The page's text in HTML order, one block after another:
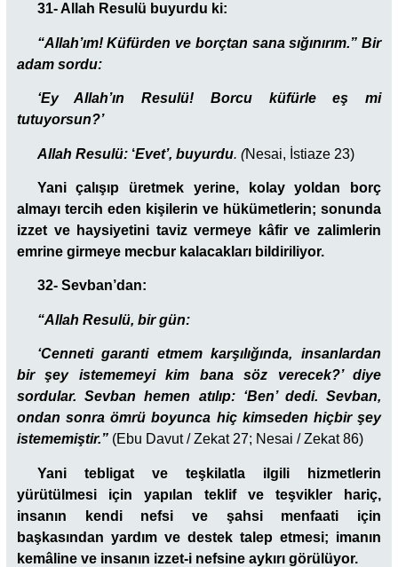
31- Allah Resulü buyurdu ki:
“Allah’ım! Küfürden ve borçtan sana sığınırım.” Bir
adam sordu:
‘Ey Allah’ın Resulü! Borcu küfürle eş mi
tutuyorsun?’
Allah Resulü: ‘Evet’, buyurdu. (Nesai, İstiaze 23)
Yani çalışıp üretmek yerine, kolay yoldan borç
almayı tercih eden kişilerin ve hükümetlerin; sonunda
izzet ve haysiyetini taviz vermeye kâfir ve zalimlerin
emrine girmeye mecbur kalacakları bildiriliyor.
32- Sevban’dan:
“Allah Resulü, bir gün:
‘Cenneti garanti etmem karşılığında, insanlardan
bir şey istememeyi kim bana söz verecek?’ diye
sordular. Sevban hemen atılıp: ‘Ben’ dedi. Sevban,
ondan sonra ömrü boyunca hiç kimseden hiçbir şey
istememiştir.” (Ebu Davut / Zekat 27; Nesai / Zekat 86)
Yani tebligat ve teşkilatla ilgili hizmetlerin
yürütülmesi için yapılan teklif ve teşvikler hariç,
insanın kendi nefsi ve şahsi menfaati için
başkasından yardım ve destek talep etmesi; imanın
kemâline ve insanın izzet-i nefsine aykırı görülüyor.